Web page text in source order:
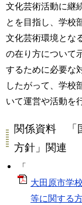
文化芸術活動に継
とを目指し、学校
文化芸術環境とな
の在り方について
するために必要な
したがって、学校
いて運営や活動を
関係資料 「
方針」関連
「
大田原市学
等に関する